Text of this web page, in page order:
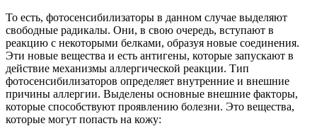
То есть, фотосенсибилизаторы в данном случае выделяют
свободные радикалы. Они, в свою очередь, вступают в
реакцию с некоторыми белками, образуя новые соединения.
Эти новые вещества и есть антигены, которые запускают в
действие механизмы аллергической реакции. Тип
фотосенсибилизаторов определяет внутренние и внешние
причины аллергии. Выделены основные внешние факторы,
которые способствуют проявлению болезни. Это вещества,
которые могут попасть на кожу: